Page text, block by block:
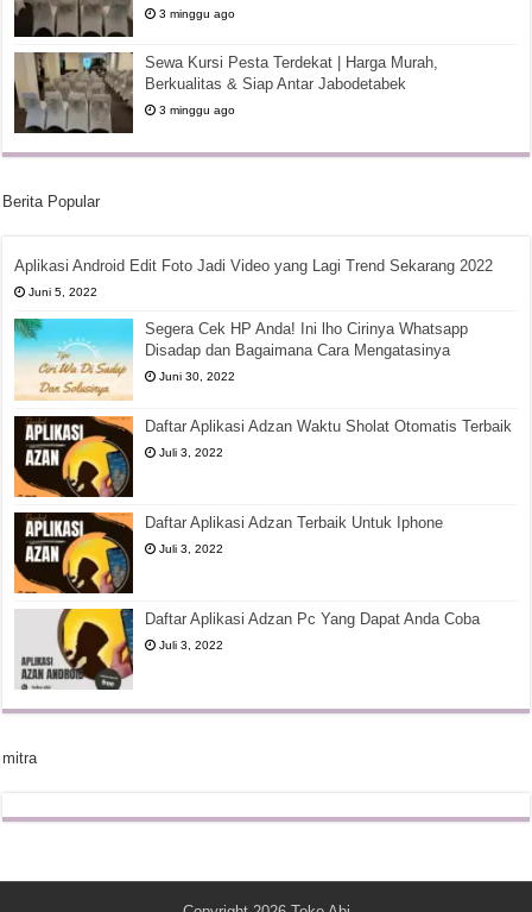
3 minggu ago
Sewa Kursi Pesta Terdekat | Harga Murah,
Berkualitas & Siap Antar Jabodetabek
3 minggu ago
Berita Popular
Aplikasi Android Edit Foto Jadi Video yang Lagi Trend Sekarang 2022
Juni 5, 2022
Segera Cek HP Anda! Ini lho Cirinya Whatsapp
Disadap dan Bagaimana Cara Mengatasinya
Juni 30, 2022
Daftar Aplikasi Adzan Waktu Sholat Otomatis Terbaik
Juli 3, 2022
Daftar Aplikasi Adzan Terbaik Untuk Iphone
Juli 3, 2022
Daftar Aplikasi Adzan Pc Yang Dapat Anda Coba
Juli 3, 2022
mitra